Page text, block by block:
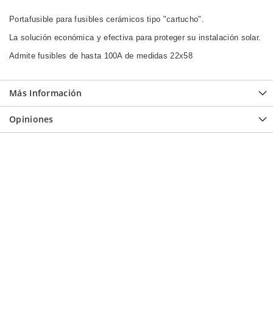
Portafusible para fusibles cerámicos tipo "cartucho".
La solución económica y efectiva para proteger su instalación solar.
Admite fusibles de hasta 100A de medidas 22x58
Más Información
Opiniones